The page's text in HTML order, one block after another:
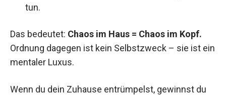
tun.
Das bedeutet: Chaos im Haus = Chaos im Kopf.
Ordnung dagegen ist kein Selbstzweck – sie ist ein
mentaler Luxus.
Wenn du dein Zuhause entrümpelst, gewinnst du